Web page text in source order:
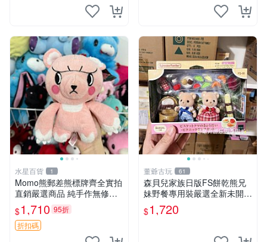
水星百貨 1
Momo熊郵差熊標牌齊全實拍
直銷嚴選商品 純手作無修圖
可收藏 郵差熊 Momo熊 標牌
商品
$1,710 95折
折扣碼
董爺古玩 61
森貝兒家族日版FS餅乾熊兄
妹野餐專用裝嚴選全新未開
封，包含兩組大童款紙盒裝，
適合收藏與分享。 餅乾熊兄
$1,720